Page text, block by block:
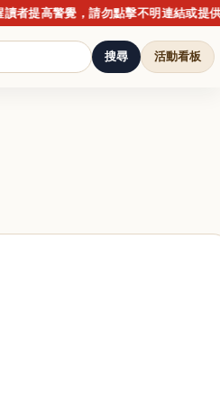
警覺，請勿點擊不明連結或提供個人資
搜尋 活動看板